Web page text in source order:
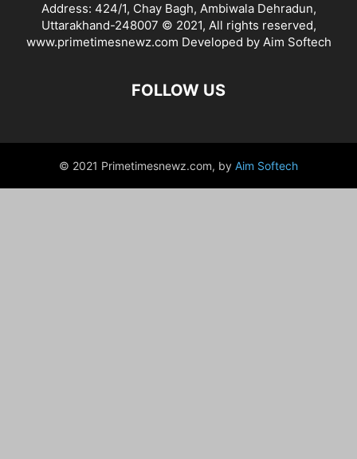
Address: 424/1, Chay Bagh, Ambiwala Dehradun,
Uttarakhand-248007 © 2021, All rights reserved,
www.primetimesnewz.com Developed by Aim Softech
FOLLOW US
© 2021 Primetimesnewz.com, by Aim Softech